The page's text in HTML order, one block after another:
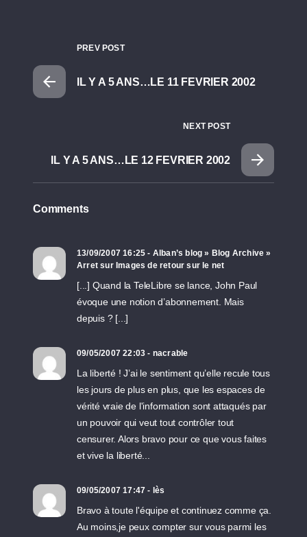
PREV POST
IL Y A 5 ANS…LE 11 FEVRIER 2002
NEXT POST
IL Y A 5 ANS…LE 12 FEVRIER 2002
Comments
13/09/2007 16:25 - Alban’s blog » Blog Archive »
Arret sur Images de retour sur le net
[...] Quand la TeleLibre se lance, John Paul
évoque une notion d’abonnement. Mais
depuis ? [...]
09/05/2007 22:03 - nacrable
La liberté ! J’ai le sentiment qu’elle recule tous
les jours de plus en plus, que les espaces de
vérité vraie de l'information sont attaqués par
un pouvoir qui veut tout contrôler tout
censurer. Alors bravo pour ce que vous faites
et vive la liberté...
09/05/2007 17:47 - lès
Bravo à toute l'équipe et continuez comme ça.
Au moins,je peux compter sur vous parmi les